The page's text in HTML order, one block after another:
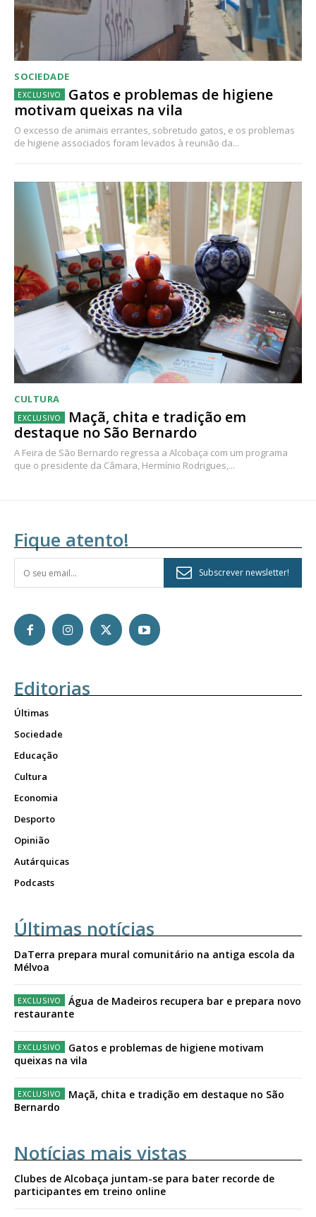
SOCIEDADE
Gatos e problemas de higiene
motivam queixas na vila
O excesso de animais errantes, sobretudo gatos, e os problemas
de higiene associados foram levados à reunião da...
CULTURA
Maçã, chita e tradição em
destaque no São Bernardo
A Feira de São Bernardo regressa a Alcobaça com um programa
que o presidente da Câmara, Hermínio Rodrigues,...
Fique atento!
Subscrever newsletter!
Editorias
Últimas
Sociedade
Educação
Cultura
Economia
Desporto
Opinião
Autárquicas
Podcasts
Últimas notícias
DaTerra prepara mural comunitário na antiga escola da
Mélvoa
Água de Madeiros recupera bar e prepara novo
restaurante
Gatos e problemas de higiene motivam
queixas na vila
Maçã, chita e tradição em destaque no São
Bernardo
Notícias mais vistas
Clubes de Alcobaça juntam-se para bater recorde de
participantes em treino online